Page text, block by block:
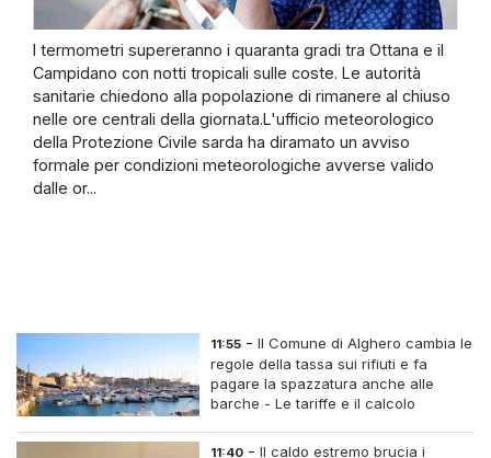
I termometri supereranno i quaranta gradi tra Ottana e il
Campidano con notti tropicali sulle coste. Le autorità
sanitarie chiedono alla popolazione di rimanere al chiuso
nelle ore centrali della giornata.L'ufficio meteorologico
della Protezione Civile sarda ha diramato un avviso
formale per condizioni meteorologiche avverse valido
dalle or...
11:55 -Il Comune di Alghero cambia le
regole della tassa sui rifiuti e fa
pagare la spazzatura anche alle
barche - Le tariffe e il calcolo
11:40 -Il caldo estremo brucia i